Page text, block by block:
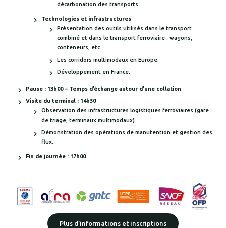
décarbonation des transports.
Technologies et infrastructures
Présentation des outils utilisés dans le transport
combiné et dans le transport ferroviaire : wagons,
conteneurs, etc.
Les corridors multimodaux en Europe.
Développement en France.
Pause : 13h00 – Temps d’échange autour d’une collation
Visite du terminal : 14h30
Observation des infrastructures logistiques ferroviaires (gare
de triage, terminaux multimodaux).
Démonstration des opérations de manutention et gestion des
flux.
Fin de journée : 17h00
Plus d’informations et inscriptions